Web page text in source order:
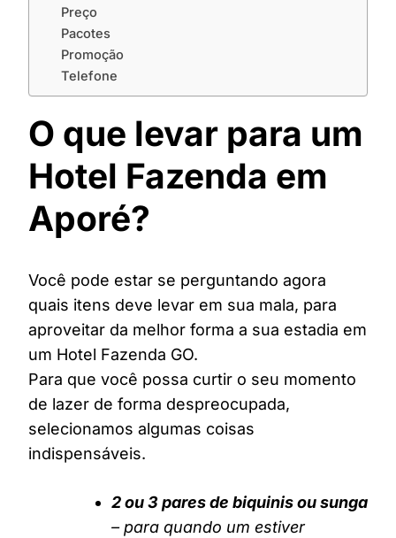
Preço
Pacotes
Promoção
Telefone
O que levar para um
Hotel Fazenda em
Aporé?
Você pode estar se perguntando agora
quais itens deve levar em sua mala, para
aproveitar da melhor forma a sua estadia em
um Hotel Fazenda GO.
Para que você possa curtir o seu momento
de lazer de forma despreocupada,
selecionamos algumas coisas
indispensáveis.
2 ou 3 pares de biquinis ou sunga
– para quando um estiver